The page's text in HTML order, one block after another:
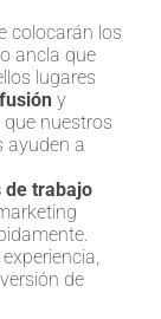
colocarán los
ancla que
lugares
y
nuestros
ayuden a
de trabajo
de